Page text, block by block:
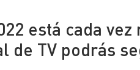
está cada vez
de TV podrás